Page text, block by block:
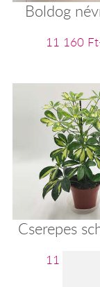
Boldog
11 160
Cserepes
11 280 Ft-